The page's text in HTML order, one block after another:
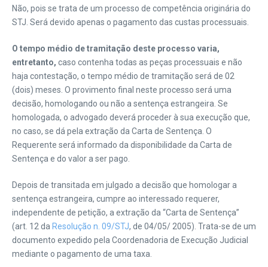
Não, pois se trata de um processo de competência originária do
STJ. Será devido apenas o pagamento das custas processuais.
O tempo médio de tramitação deste processo varia,
entretanto, caso contenha todas as peças processuais e não
haja contestação, o tempo médio de tramitação será de 02
(dois) meses. O provimento final neste processo será uma
decisão, homologando ou não a sentença estrangeira. Se
homologada, o advogado deverá proceder à sua execução que,
no caso, se dá pela extração da Carta de Sentença. O
Requerente será informado da disponibilidade da Carta de
Sentença e do valor a ser pago.
Depois de transitada em julgado a decisão que homologar a
sentença estrangeira, cumpre ao interessado requerer,
independente de petição, a extração da “Carta de Sentença”
(art. 12 da Resolução n. 09/STJ, de 04/05/ 2005). Trata-se de um
documento expedido pela Coordenadoria de Execução Judicial
mediante o pagamento de uma taxa.